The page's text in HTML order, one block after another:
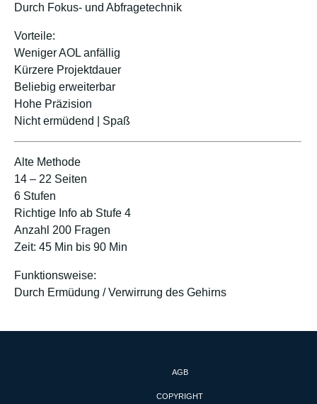
Durch Fokus- und Abfragetechnik
Vorteile:
Weniger AOL anfällig
Kürzere Projektdauer
Beliebig erweiterbar
Hohe Präzision
Nicht ermüdend | Spaß
Alte Methode
14 – 22 Seiten
6 Stufen
Richtige Info ab Stufe 4
Anzahl 200 Fragen
Zeit: 45 Min bis 90 Min
Funktionsweise:
Durch Ermüdung / Verwirrung des Gehirns
AGB
COPYRIGHT